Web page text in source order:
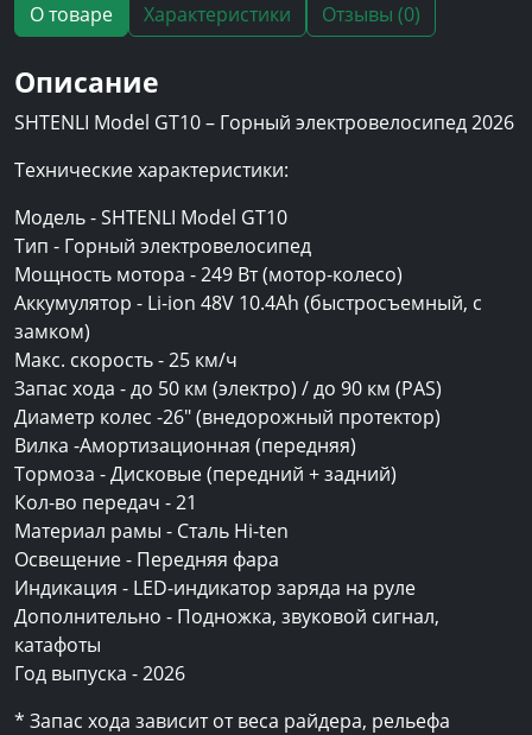
О товаре Характеристики Отзывы (0)
Описание
SHTENLI Model GT10 – Горный электровелосипед 2026
Технические характеристики:
Модель - SHTENLI Model GT10
Тип - Горный электровелосипед
Мощность мотора - 249 Вт (мотор-колесо)
Аккумулятор - Li-ion 48V 10.4Ah (быстросъемный, с
замком)
Макс. скорость - 25 км/ч
Запас хода - до 50 км (электро) / до 90 км (PAS)
Диаметр колес -26" (внедорожный протектор)
Вилка -Амортизационная (передняя)
Тормоза - Дисковые (передний + задний)
Кол-во передач - 21
Материал рамы - Сталь Hi-ten
Освещение - Передняя фара
Индикация - LED-индикатор заряда на руле
Дополнительно - Подножка, звуковой сигнал,
катафоты
Год выпуска - 2026
* Запас хода зависит от веса райдера, рельефа